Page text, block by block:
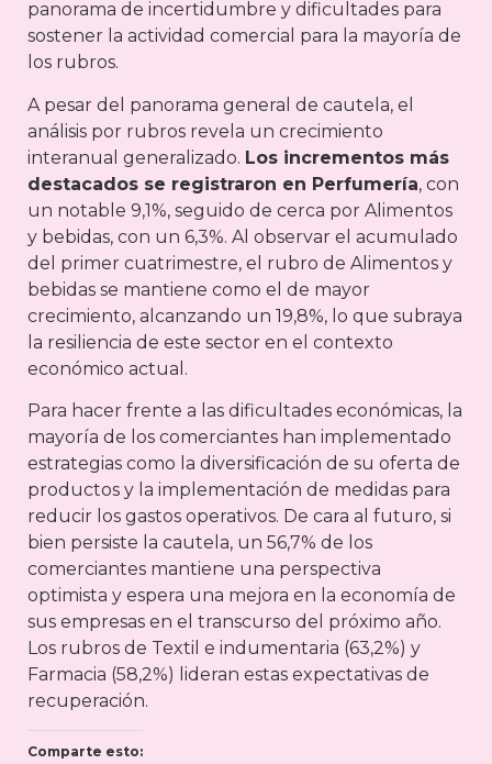
panorama de incertidumbre y dificultades para
sostener la actividad comercial para la mayoría de
los rubros.
A pesar del panorama general de cautela, el
análisis por rubros revela un crecimiento
interanual generalizado. Los incrementos más
destacados se registraron en Perfumería, con
un notable 9,1%, seguido de cerca por Alimentos
y bebidas, con un 6,3%. Al observar el acumulado
del primer cuatrimestre, el rubro de Alimentos y
bebidas se mantiene como el de mayor
crecimiento, alcanzando un 19,8%, lo que subraya
la resiliencia de este sector en el contexto
económico actual.
Para hacer frente a las dificultades económicas, la
mayoría de los comerciantes han implementado
estrategias como la diversificación de su oferta de
productos y la implementación de medidas para
reducir los gastos operativos. De cara al futuro, si
bien persiste la cautela, un 56,7% de los
comerciantes mantiene una perspectiva
optimista y espera una mejora en la economía de
sus empresas en el transcurso del próximo año.
Los rubros de Textil e indumentaria (63,2%) y
Farmacia (58,2%) lideran estas expectativas de
recuperación.
Comparte esto: